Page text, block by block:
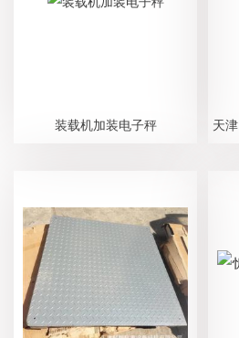
装载机加装电子秤